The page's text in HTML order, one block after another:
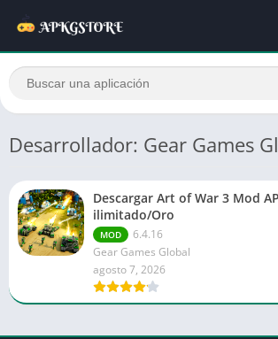
Desarrollador: Gear Games
Descargar Art of War 3 Mod
ilimitado/Oro
MOD
6.4.16
Gear Games Global
agosto 7, 2026